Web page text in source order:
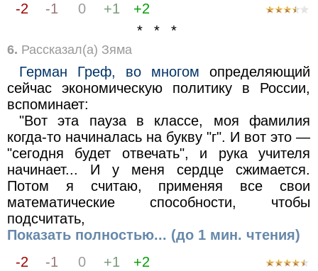
-2
-1 0 +1
+2
* * *
6. Рассказал(а) Зяма
Герман Греф, во многом определяющий
сейчас экономическую политику в России,
вспоминает:
"Вот эта пауза в классе, моя фамилия
когда-то начиналась на букву "г". И вот это —
"сегодня будет отвечать", и рука учителя
начинает... И у меня сердце сжимается.
Потом я считаю, применяя все свои
математические способности, чтобы
подсчитать,
Показать полностью... (до 1 мин. чтения)
-2
-1 0 +1
+2